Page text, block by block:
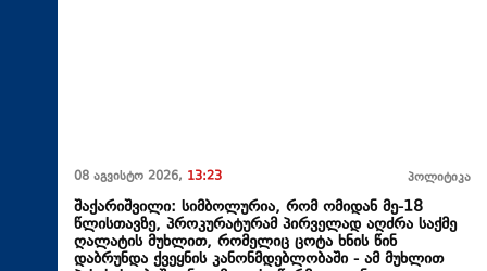
08 აგვისტო 2026, 13:23 პოლიტიკა
შაქარიშვილი: სიმბოლურია, რომ ომიდან მე-18
წლისთავზე, პროკურატურამ პირველად აღძრა საქმე
ღალატის მუხლით, რომელიც ცოტა ხნის წინ
დაბრუნდა ქვეყნის კანონმდებლობაში - ამ მუხლით